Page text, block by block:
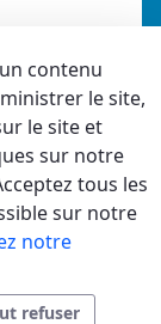
contenu
le site,
le site et
sur notre
tous les
sur notre
notre
refuser